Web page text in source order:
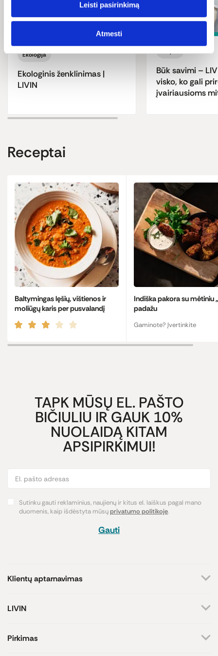
Leisti pasirinkimą
Atmesti
Ekologija
Ekologinis ženklinimas |
LIVIN
Būk savimi –
visko, ko gali
įvairiausioms
Receptai
Baltymingas lęšių, vištienos ir
moliūgų karis per pusvalandį
Indiška pakora su mėtiniu
padažu
Gaminote? Įvertinkite
TAPK MŪSŲ EL. PAŠTO
BIČIULIU IR GAUK 10%
NUOLAIDĄ KITAM
APSIPIRKIMUI!
Sutinku gauti reklaminius, naujienų ir kitus el. laiškus pagal mano
duomenis, kaip išdėstyta mūsųprivatumo politikoje.
Gauti
Klientų aptarnavimas
Atsakome darbo dienomis
LIVIN
Kontaktai
Pirkimas